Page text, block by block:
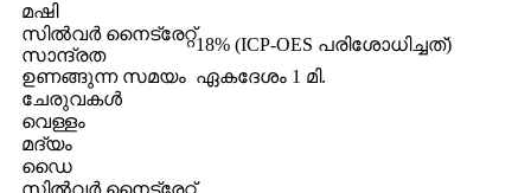
മഷി
സിൽവർ നൈട്രേറ്റ്
സാന്ദ്രത
18% (ICP-OES പരിശോധിച്ചത്)
ഉണങ്ങുന്ന സമയം ഏകദേശം 1 മി.
ചേരുവകൾ
വെള്ളം
മദ്യം
ഡൈ